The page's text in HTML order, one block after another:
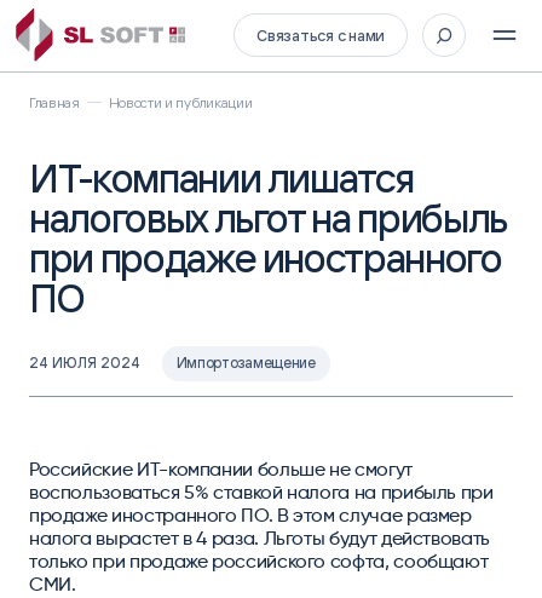
Связаться с нами
Главная Новости и публикации
ИТ-компании лишатся
налоговых льгот на прибыль
при продаже иностранного
ПО
24 ИЮЛЯ 2024 Импортозамещение
Российские ИТ-компании больше не смогут
воспользоваться 5% ставкой налога на прибыль при
продаже иностранного ПО. В этом случае размер
налога вырастет в 4 раза. Льготы будут действовать
только при продаже российского софта, сообщают
СМИ.